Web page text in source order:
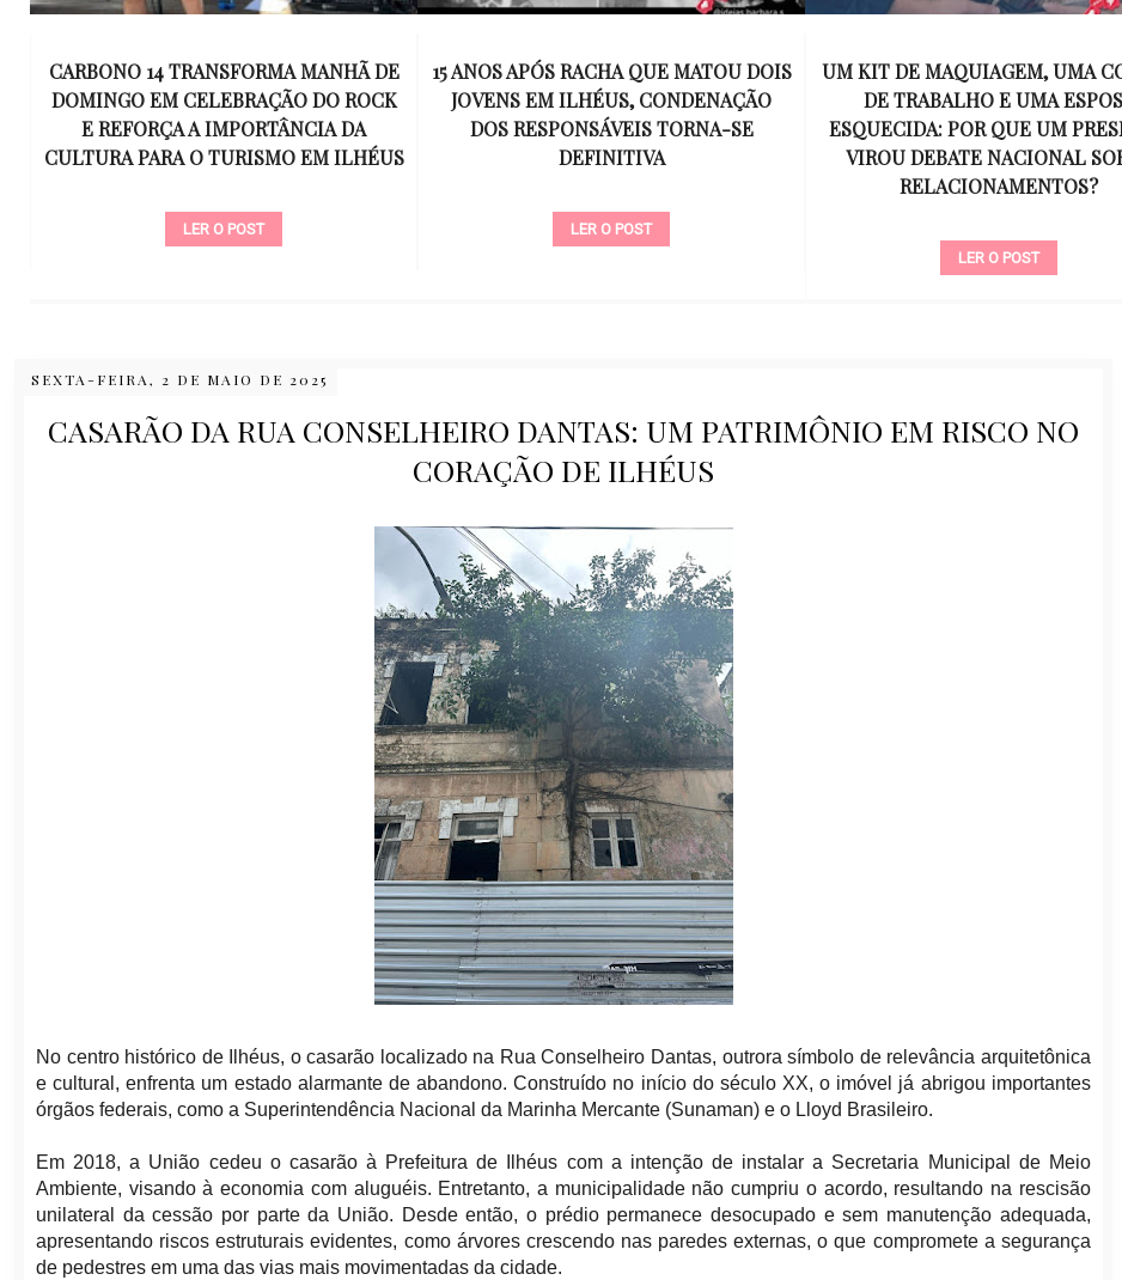
15 ANOS APÓS RACHA QUE MATOU DOIS
JOVENS EM ILHÉUS, CONDENAÇÃO
DOS RESPONSÁVEIS TORNA-SE
DEFINITIVA
LER O POST
UM KIT DE MAQUIAGEM, UMA COLEGA
DE TRABALHO E UMA ESPOSA
ESQUECIDA: POR QUE UM PRESENTE
VIROU DEBATE NACIONAL SOBRE
APÓS O SUCESSO DE EU VOU
ENCONTRAR, NETFLIX ANUNCIA
DE MYRON BOLITAR, O
MAIS ICÔNICO DE HARLAN
SEXTA-FEIRA, 2 DE MAIO DE 2025
CASARÃO DA RUA CONSELHEIRO DANTAS: UM PATRIMÔNIO EM RISCO NO
CORAÇÃO DE ILHÉUS
No centro histórico de Ilhéus, o casarão localizado na Rua Conselheiro Dantas, outrora símbolo de relevância arquitetônica
e cultural, enfrenta um estado alarmante de abandono. Construído no início do século XX, o imóvel já abrigou importantes
órgãos federais, como a Superintendência Nacional da Marinha Mercante (Sunaman) e o Lloyd Brasileiro.​
Em 2018, a União cedeu o casarão à Prefeitura de Ilhéus com a intenção de instalar a Secretaria Municipal de Meio
Ambiente, visando à economia com aluguéis. Entretanto, a municipalidade não cumpriu o acordo, resultando na rescisão
unilateral da cessão por parte da União. Desde então, o prédio permanece desocupado e sem manutenção adequada,
apresentando riscos estruturais evidentes, como árvores crescendo nas paredes externas, o que compromete a segurança
de pedestres em uma das vias mais movimentadas da cidade.